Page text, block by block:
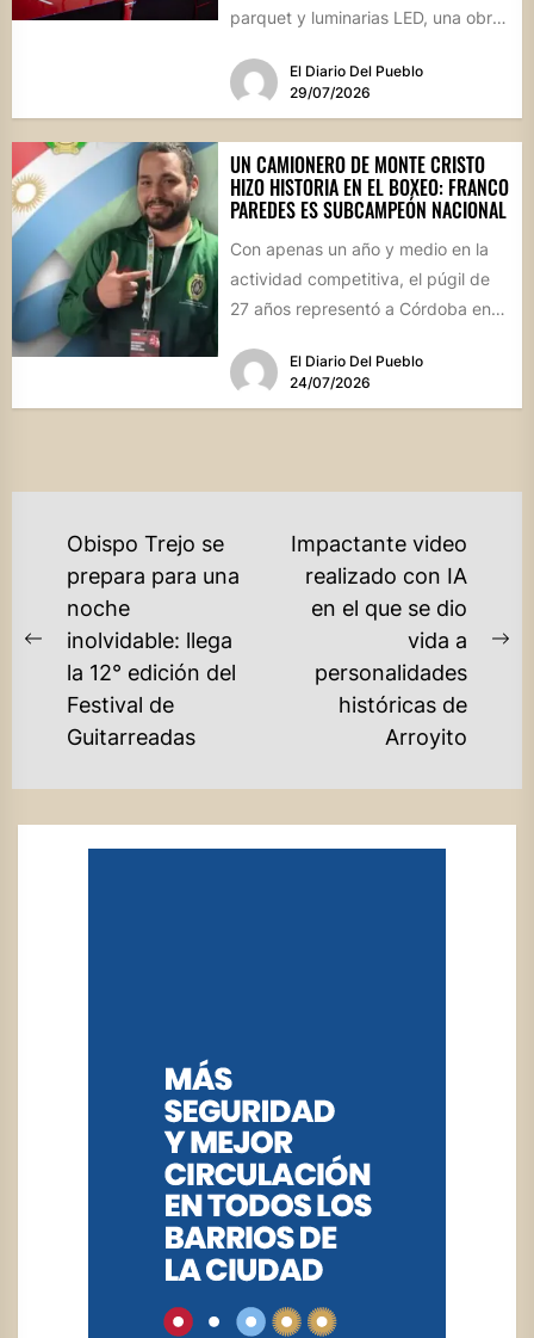
parquet y luminarias LED, una obra
El Diario Del Pueblo
29/07/2026
UN CAMIONERO DE MONTE CRISTO
HIZO HISTORIA EN EL BOXEO: FRANCO
PAREDES ES SUBCAMPEÓN NACIONAL
Con apenas un año y medio en la
actividad competitiva, el púgil de
27 años representó a Córdoba en
El Diario Del Pueblo
24/07/2026
NAVEGACIÓN
ENTRADAS
Previous
post:
Obispo Trejo se
prepara para una
noche
inolvidable: llega
la 12° edición del
Festival de
Guitarreadas
Impactante video
realizado con IA
en el que se dio
vida a
personalidades
históricas de
Arroyito